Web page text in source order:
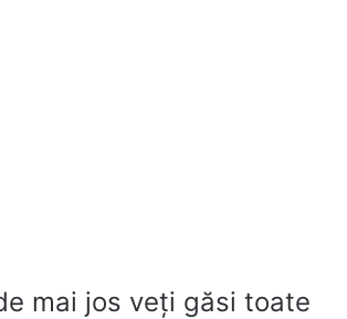
mai jos veți găsi toate